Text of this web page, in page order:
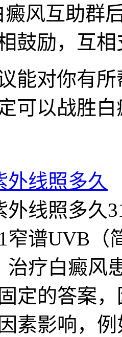
癜风互助群
鼓励，互
能对你有
可以战胜白
外线照多久
外线照多久
窄谱UVB（
治疗白癜风
定的答案
素影响，